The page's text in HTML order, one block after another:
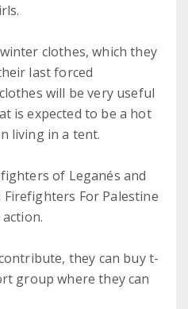
clothes, which they
last forced
will be very useful
is expected to be a hot
living in a tent.
of Leganés and
For Palestine
they can buy t-
group where they can